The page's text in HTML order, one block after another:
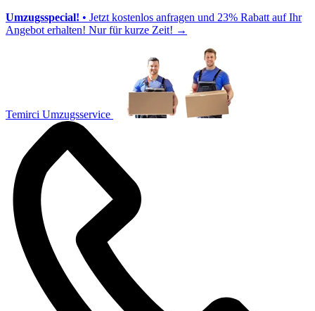
Umzugsspecial! • Jetzt kostenlos anfragen und 23% Rabatt auf Ihr
Angebot erhalten! Nur für kurze Zeit! →
Temirci Umzugsservice